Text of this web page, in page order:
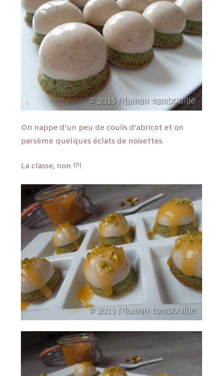
On nappe d’un peu de coulis d’abricot et on
parsème quelques éclats de noisettes.
La classe, non !?!